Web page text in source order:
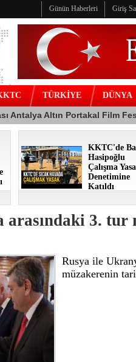
Günün Haberleri Giriş
TÜRKİYE DÜNYA
KKTC'de
Hasipoğlu
Çalışma
Denetimine
Katıldı
3. tur
Rusya ile
müzakerenin